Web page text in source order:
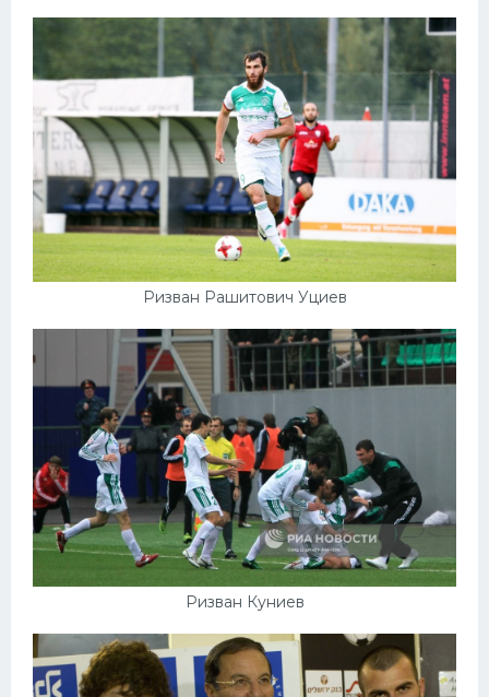
Ризван Рашитович Уциев
Ризван Куниев